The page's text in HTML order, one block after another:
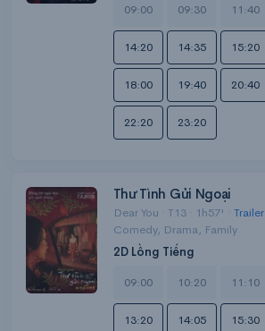
09:00
09:30 11:40
14:20 14:35 15:20
18:00 19:40 20:40
22:20 23:20
Thư Tình Gửi Ngoại
Dear You · T13 · 1h57' · Trailer
Comedy, Drama, Family
2D Lồng Tiếng
09:00
10:20 11:10
13:20 14:05 15:30